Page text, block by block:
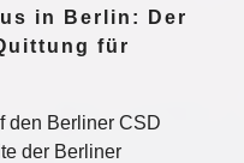
in Berlin: Der
für
den Berliner CSD
der Berliner